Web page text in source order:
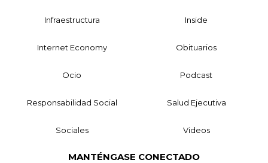
Infraestructura Inside
Internet Economy Obituarios
Ocio Podcast
Responsabilidad Social Salud Ejecutiva
Sociales Videos
MANTÉNGASE CONECTADO